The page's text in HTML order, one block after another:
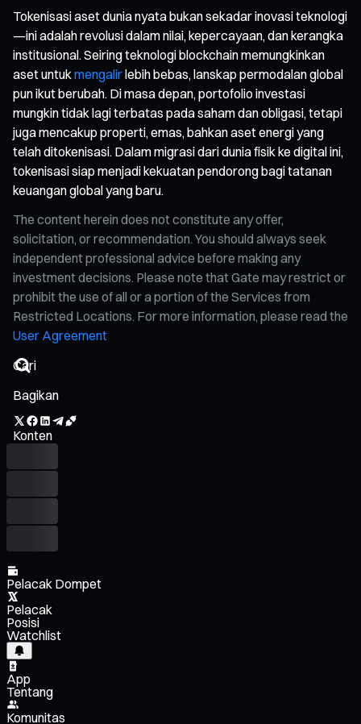
Tokenisasi aset dunia nyata bukan sekadar inovasi teknologi
—ini adalah revolusi dalam nilai, kepercayaan, dan kerangka
institusional. Seiring teknologi blockchain memungkinkan
aset untukmengalirlebih bebas, lanskap permodalan global
pun ikut berubah. Di masa depan, portofolio investasi
mungkin tidak lagi terbatas pada saham dan obligasi, tetapi
juga mencakup properti, emas, bahkan aset energi yang
telah ditokenisasi. Dalam migrasi dari dunia fisik ke digital ini,
tokenisasi siap menjadi kekuatan pendorong bagi tatanan
keuangan global yang baru.
The content herein does not constitute any offer,
solicitation, or recommendation. You should always seek
independent professional advice before making any
investment decisions. Please note that Gate may restrict or
prohibit the use of all or a portion of the Services from
Restricted Locations. For more information, please read the
User Agreement
Bagikan
Konten
Pelacak Dompet
Pelacak
Posisi
Watchlist
App
Tentang
Komunitas